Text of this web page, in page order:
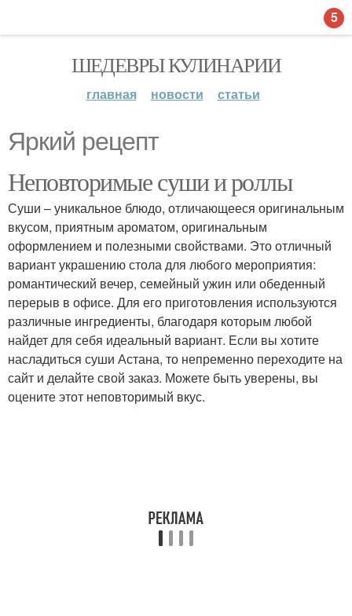
ШЕДЕВРЫ КУЛИНАРИИ
главная новости статьи
Яркий рецепт
Неповторимые суши и роллы
Суши – уникальное блюдо, отличающееся оригинальным
вкусом, приятным ароматом, оригинальным
оформлением и полезными свойствами. Это отличный
вариант украшению стола для любого мероприятия:
романтический вечер, семейный ужин или обеденный
перерыв в офисе. Для его приготовления используются
различные ингредиенты, благодаря которым любой
найдет для себя идеальный вариант. Если вы хотите
насладиться суши Астана, то непременно переходите на
сайт и делайте свой заказ. Можете быть уверены, вы
оцените этот неповторимый вкус.
5